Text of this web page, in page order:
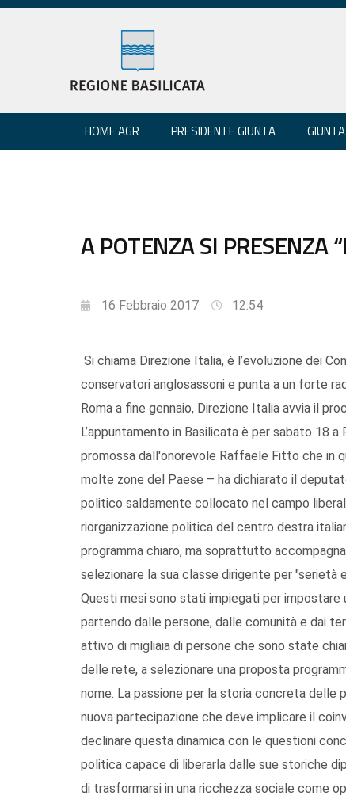
HOME AGR PRESIDENTE GIUNTA
A POTENZA SI PRESENZA
16 Febbraio 2017 12:54
Si chiama Direzione Italia, è l’evoluzione dei
conservatori anglosassoni e punta a un forte
Roma a fine gennaio, Direzione Italia avvia il
L’appuntamento in Basilicata è per sabato 18
promossa dall'onorevole Raffaele Fitto che in
molte zone del Paese – ha dichiarato il
politico saldamente collocato nel campo
riorganizzazione politica del centro destra
programma chiaro, ma soprattutto
selezionare la sua classe dirigente per "serietà
Questi mesi sono stati impiegati per impostare
partendo dalle persone, dalle comunità e dai
attivo di migliaia di persone che sono state
delle rete, a selezionare una proposta
nome. La passione per la storia concreta delle
nuova partecipazione che deve implicare il
declinare questa dinamica con le questioni
politica capace di liberarla dalle sue storiche
di trasformarsi in una ricchezza sociale come